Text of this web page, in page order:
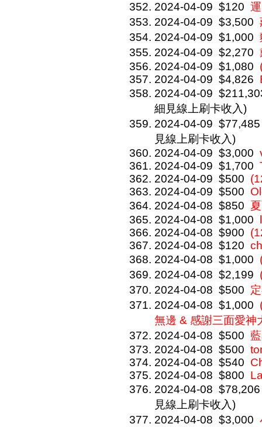
2024-04-09 $120
2024-04-09 $3,500
2024-04-09 $1,000
2024-04-09 $2,270
2024-04-09 $1,080
2024-04-09 $4,826
2024-04-09
細見線上刷卡收入)
2024-04-09 $77,485
見線上刷卡收入)
2024-04-09 $3,000
2024-04-09 $1,700
2024-04-09 $500
2024-04-09 $500
2024-04-08 $850
2024-04-08 $1,000
2024-04-08 $900
2024-04-08 $120
2024-04-08 $1,000
2024-04-08 $2,199
2024-04-08 $500
2024-04-08 $1,000
無邊 & 感謝三面愛神
2024-04-08 $500
2024-04-08 $500
2024-04-08 $540
2024-04-08 $800
2024-04-08 $78,206
見線上刷卡收入)
2024-04-08 $3,000